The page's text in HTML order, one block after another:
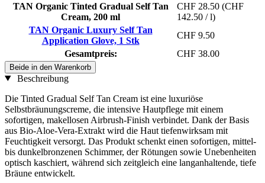
TAN Organic Tinted Gradual Self Tan
Cream, 200 ml
CHF 28.50 (CHF
142.50 / l)
TAN Organic Luxury Self Tan
Application Glove, 1 Stk
CHF 9.50
Gesamtpreis:
CHF 38.00
Beide in den Warenkorb
Beschreibung
Die Tinted Gradual Self Tan Cream ist eine luxuriöse
Selbstbräunungscreme, die intensive Hautpflege mit einem
sofortigen, makellosen Airbrush-Finish verbindet. Dank der Basis
aus Bio-Aloe-Vera-Extrakt wird die Haut tiefenwirksam mit
Feuchtigkeit versorgt. Das Produkt schenkt einen sofortigen, mittel-
bis dunkelbronzenen Schimmer, der Rötungen sowie Unebenheiten
optisch kaschiert, während sich zeitgleich eine langanhaltende, tiefe
Bräune entwickelt.